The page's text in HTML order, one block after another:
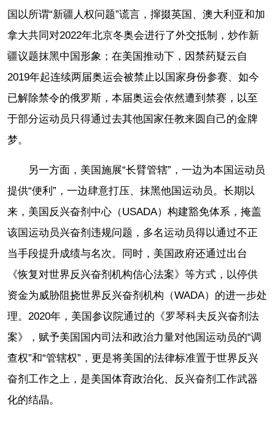
国以所谓“新疆人权问题”谎言，撺掇英国、澳大利亚和加
拿大共同对2022年北京冬奥会进行了外交抵制，炒作新
疆议题抹黑中国形象；在美国推动下，因禁药疑云自
2019年起连续两届奥运会被禁止以国家身份参赛、如今
已解除禁令的俄罗斯，本届奥运会依然遭到禁赛，以至
于部分运动员只得通过去其他国家任教来圆自己的金牌
梦。
另一方面，美国施展“长臂管辖”，一边为本国运动员
提供“便利”，一边肆意打压、抹黑他国运动员。长期以
来，美国反兴奋剂中心（USADA）构建豁免体系，掩盖
该国运动员兴奋剂违规问题，多名运动员得以通过不正
当手段提升成绩与名次。同时，美国政府还通过出台
《恢复对世界反兴奋剂机构信心法案》等方式，以停供
资金为威胁阻挠世界反兴奋剂机构（WADA）的进一步处
理。2020年，美国参议院通过的《罗琴科夫反兴奋剂法
案》，赋予美国国内司法和政治力量对他国运动员的“调
查权”和“管辖权”，更是将美国的法律标准置于世界反兴
奋剂工作之上，是美国体育政治化、反兴奋剂工作武器
化的结晶。